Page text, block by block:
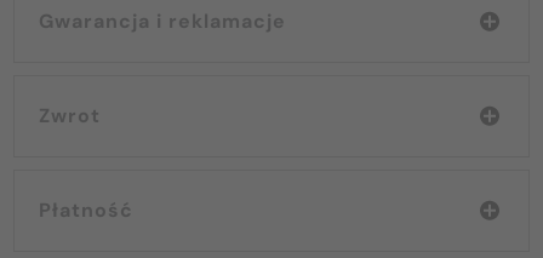
Gwarancja i reklamacje
Zwrot
Płatność